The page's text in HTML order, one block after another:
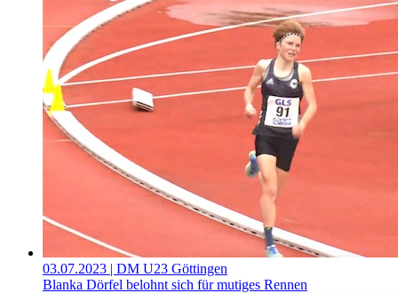
03.07.2023 | DM U23 Göttingen
Blanka Dörfel belohnt sich für mutiges Rennen